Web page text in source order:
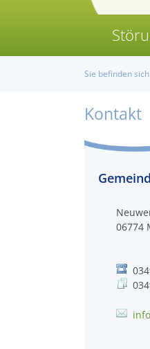
Sie befinden
Kontakt
06774